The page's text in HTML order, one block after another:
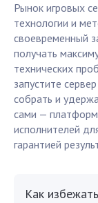
Рынок игровых
технологии и
своевременный
получать
технических
запустите
собрать и
сами —
исполнителей
гарантией
Как